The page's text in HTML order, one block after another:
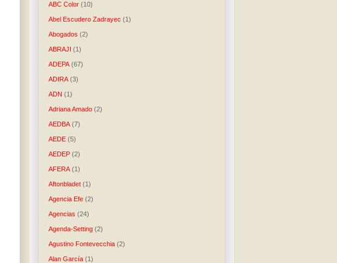
ABC Color (10)
Abel Escudero Zadrayec (1)
Abogados (2)
ABRAJI (1)
ADEPA (67)
ADIRA (3)
ADN (1)
Adriana Amado (2)
AEDBA (7)
AEDE (5)
AEDEP (2)
AFERA (1)
Aftonbladet (1)
Agencia Efe (2)
Agencias (24)
Agenda-Setting (2)
Agustino Fontevecchia (2)
Alan García (1)